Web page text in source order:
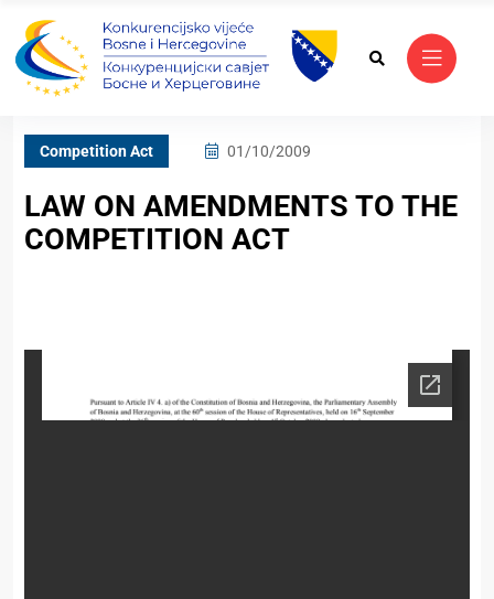
Competition Act 01/10/2009
LAW ON AMENDMENTS TO THE
COMPETITION ACT